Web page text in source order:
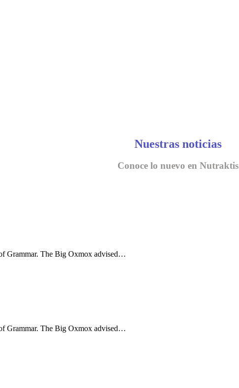
Nuestras noticias
Conoce lo nuevo en Nutraktis
Grammar. The Big Oxmox advised…
Grammar. The Big Oxmox advised…